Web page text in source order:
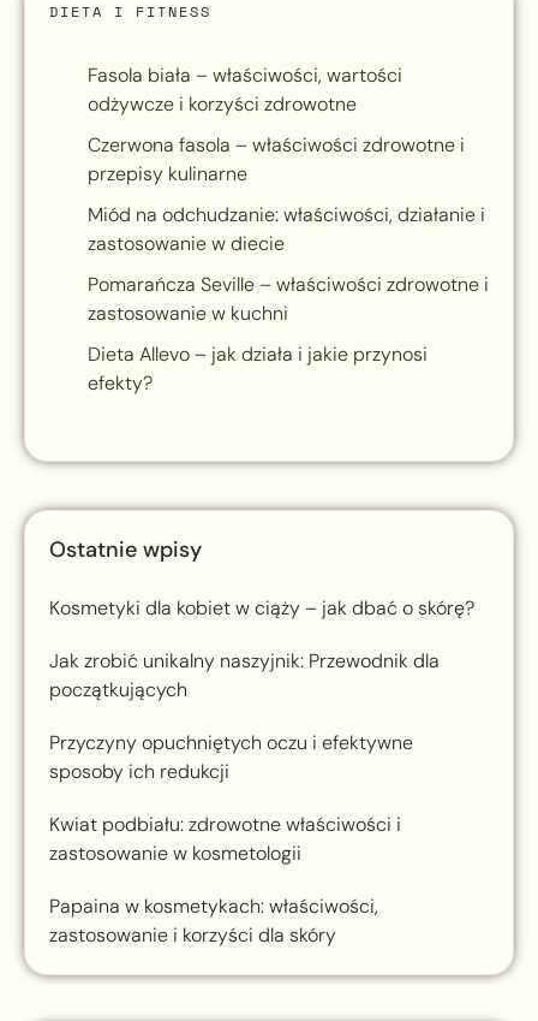
DIETA I FITNESS
Fasola biała – właściwości, wartości
odżywcze i korzyści zdrowotne
Czerwona fasola – właściwości zdrowotne i
przepisy kulinarne
Miód na odchudzanie: właściwości, działanie i
zastosowanie w diecie
Pomarańcza Seville – właściwości zdrowotne i
zastosowanie w kuchni
Dieta Allevo – jak działa i jakie przynosi
efekty?
Ostatnie wpisy
Kosmetyki dla kobiet w ciąży – jak dbać o skórę?
Jak zrobić unikalny naszyjnik: Przewodnik dla
początkujących
Przyczyny opuchniętych oczu i efektywne
sposoby ich redukcji
Kwiat podbiału: zdrowotne właściwości i
zastosowanie w kosmetologii
Papaina w kosmetykach: właściwości,
zastosowanie i korzyści dla skóry